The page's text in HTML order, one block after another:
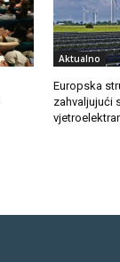
Aktualno
Europska
zahvaljujući